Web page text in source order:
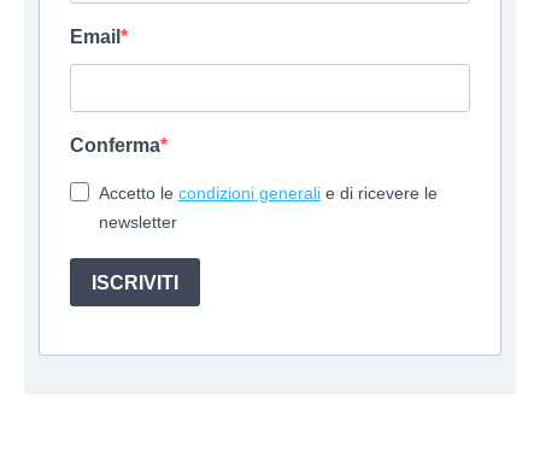
Email
Conferma
Accetto le condizioni generali e di ricevere le
newsletter
ISCRIVITI